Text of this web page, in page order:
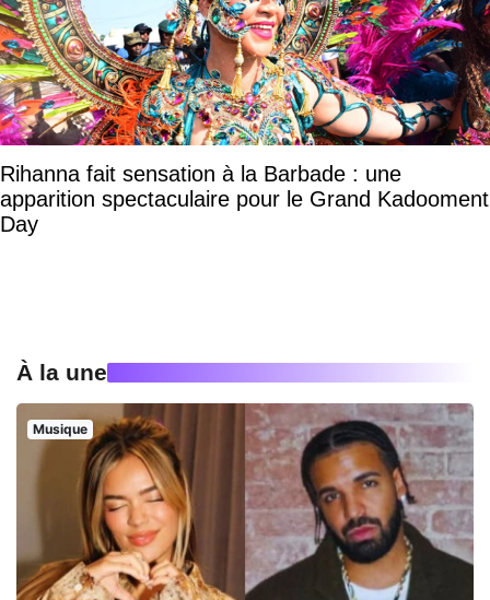
Rihanna fait sensation à la Barbade : une
apparition spectaculaire pour le Grand Kadooment
Day
À la une
Musique